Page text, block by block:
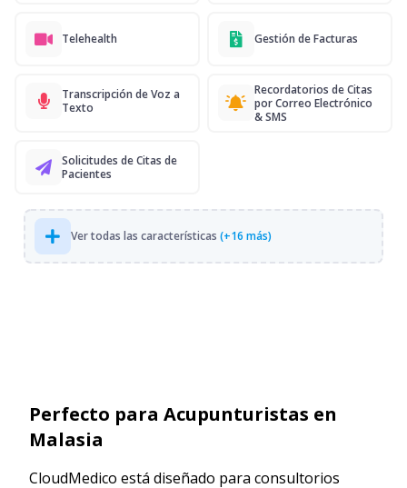
Telehealth Gestión de Facturas
Transcripción de Voz a
Texto
Recordatorios de Citas
por Correo Electrónico
& SMS
Solicitudes de Citas de
Pacientes
Ver todas las características (+16 más)
Perfecto para Acupunturistas en
Malasia
CloudMedico está diseñado para consultorios